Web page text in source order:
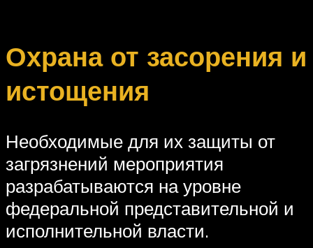
Охрана от засорения и
истощения
Необходимые для их защиты от
загрязнений мероприятия
разрабатываются на уровне
федеральной представительной и
исполнительной власти.